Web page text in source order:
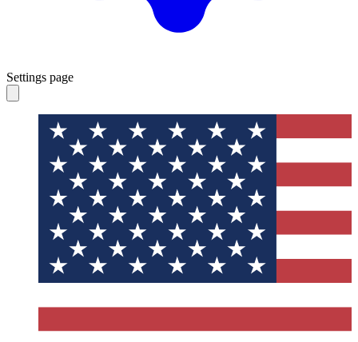
Settings page